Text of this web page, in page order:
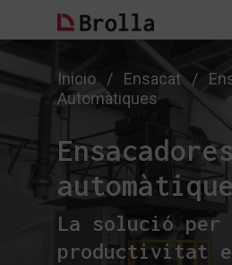
main
content
Inicio / Ensacat/
Automàtiques
Ensacadores
La solució per
productivitat